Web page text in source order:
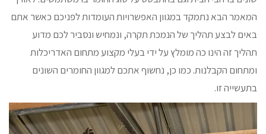
המאמר הבא נתמקד במגוון האפשרויות העומדות לפניכם כאשר אתם
באים לבצע תהליך של הנמכת תקרה, ונמחיש ונסביר לכם מדוע
תהליך זה הינו כה מומלץ על ידי בעלי מקצוע מתחום האדריכלות
ומתחום הקבלנות. כמו כן, נחשוף אתכם למגוון החומרים השונים
בתעשייה זו.